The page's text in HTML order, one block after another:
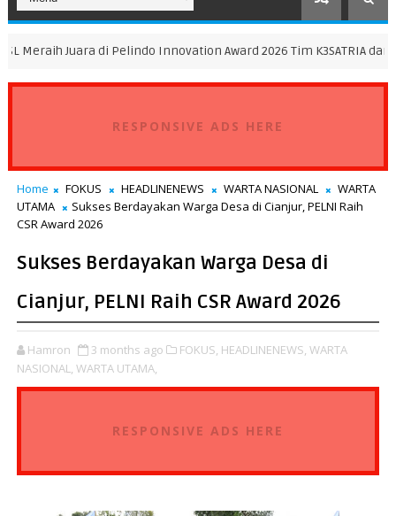
di Pelindo Innovation Award 2026 Tim K3SATRIA dan Tim Flame
RESPONSIVE ADS HERE
Home FOKUS HEADLINENEWS WARTA NASIONAL
WARTA
UTAMA
Sukses Berdayakan Warga Desa di Cianjur, PELNI Raih
CSR Award 2026
Sukses Berdayakan Warga Desa di
Cianjur, PELNI Raih CSR Award 2026
Hamron 3 months ago FOKUS, HEADLINENEWS, WARTA
NASIONAL, WARTA UTAMA,
RESPONSIVE ADS HERE